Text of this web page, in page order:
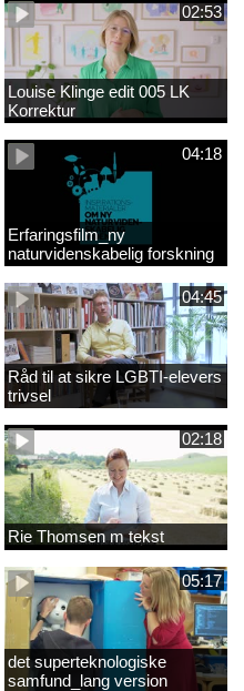
02:53
Louise Klinge edit 005 LK
Korrektur
04:18
Erfaringsfilm_ny
naturvidenskabelig forskning
04:45
Råd til at sikre LGBTI-elevers
trivsel
02:18
Rie Thomsen m tekst
05:17
det superteknologiske
samfund_lang version